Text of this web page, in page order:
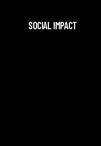
SOCIAL IMPACT